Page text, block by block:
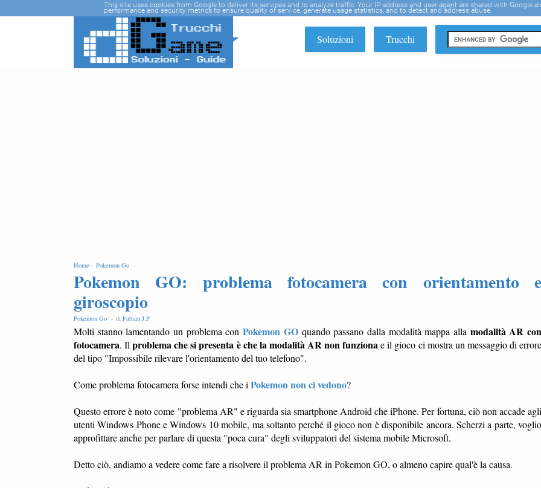
Soluzioni Trucchi
Home - Pokemon Go -
Pokemon GO: problema fotocamera con orientamento e
giroscopio
Pokemon Go - di Fabian J.P.
Molti stanno lamentando un problema conPokemon GOquando passano dalla modalità mappa alla modalità AR con
fotocamera. Ilproblema che si presenta è che la modalità AR non funzionae il gioco ci mostra un messaggio di
del tipo "Impossibile rilevare l'orientamento del tuo telefono".
Come problema fotocamera forse intendi che i Pokemon non ci vedono?
Questo errore è noto come "problema AR" e riguarda sia smartphone Android che iPhone. Per fortuna, ciò non accade agli
utenti Windows Phone e Windows 10 mobile, ma soltanto perché il gioco non è disponibile ancora. Scherzi a parte, voglio
approfittare anche per parlare di questa "poca cura" degli sviluppatori del sistema mobile Microsoft.
Detto ciò, andiamo a vedere come fare a risolvere il problema AR in Pokemon GO, o almeno capire qual'è la causa.
This site uses cookies from Google to deliver its services and to analyze traffic. Your IP address and user-agent are shared with Google
performance and security metrics to ensure quality of service, generate usage statistics, and to detect and address abuse.